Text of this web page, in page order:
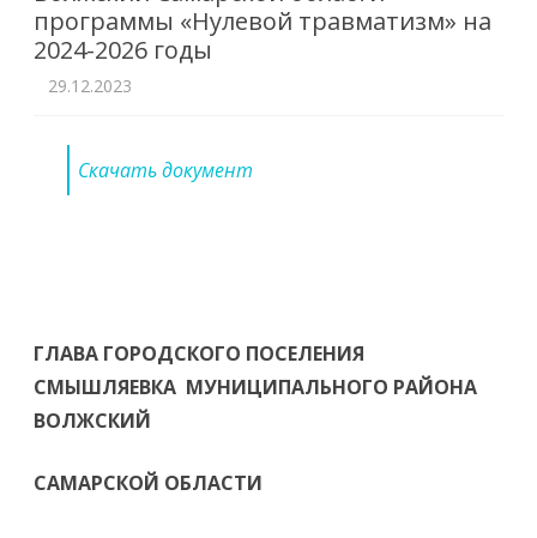
программы «Нулевой травматизм» на
2024-2026 годы
29.12.2023
Скачать документ
ГЛАВА ГОРОДСКОГО ПОСЕЛЕНИЯ
СМЫШЛЯЕВКА МУНИЦИПАЛЬНОГО РАЙОНА
ВОЛЖСКИЙ
САМАРСКОЙ ОБЛАСТИ